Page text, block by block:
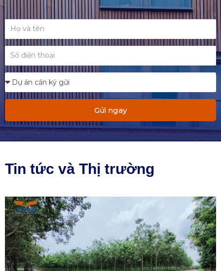
Gửi ngay
Tin tức và Thị trường